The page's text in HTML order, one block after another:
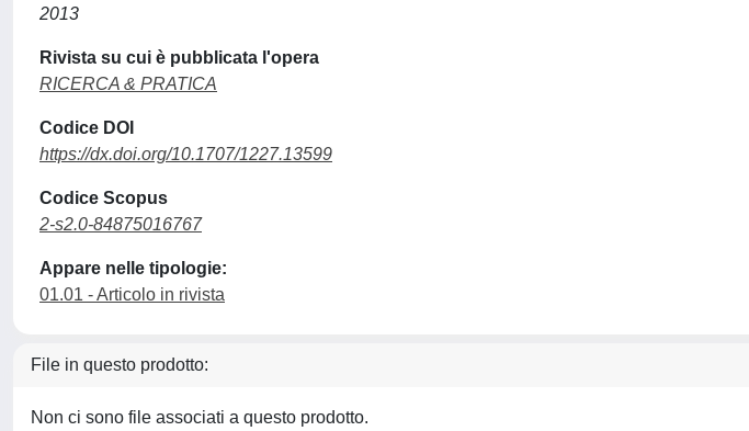
2013
Rivista su cui è pubblicata l'opera
RICERCA & PRATICA
Codice DOI
https://dx.doi.org/10.1707/1227.13599
Codice Scopus
2-s2.0-84875016767
Appare nelle tipologie:
01.01 - Articolo in rivista
File in questo prodotto:
Non ci sono file associati a questo prodotto.